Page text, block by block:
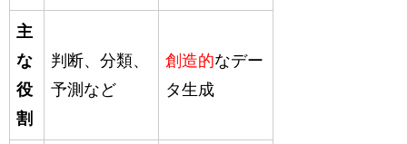
主
な
役
割
判断、分類、
予測など
創造的なデー
タ生成